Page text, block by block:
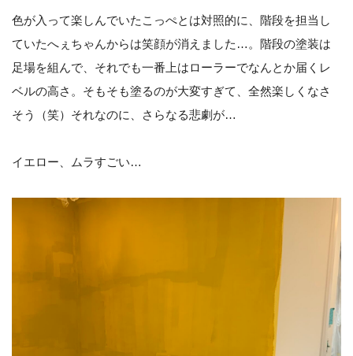
色が入って楽しんでいたこっぺとは対照的に、階段を担当し
ていたへぇちゃんからは笑顔が消えました…。階段の塗装は
足場を組んで、それでも一番上はローラーでなんとか届くレ
ベルの高さ。そもそも塗るのが大変すぎて、全然楽しくなさ
そう（笑）それなのに、さらなる悲劇が…
イエロー、ムラすごい…